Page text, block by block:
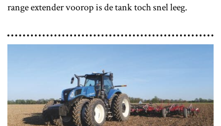
range extender voorop is de tank toch snel leeg.